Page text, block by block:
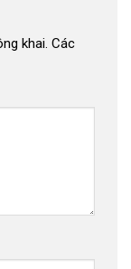
khai. Các